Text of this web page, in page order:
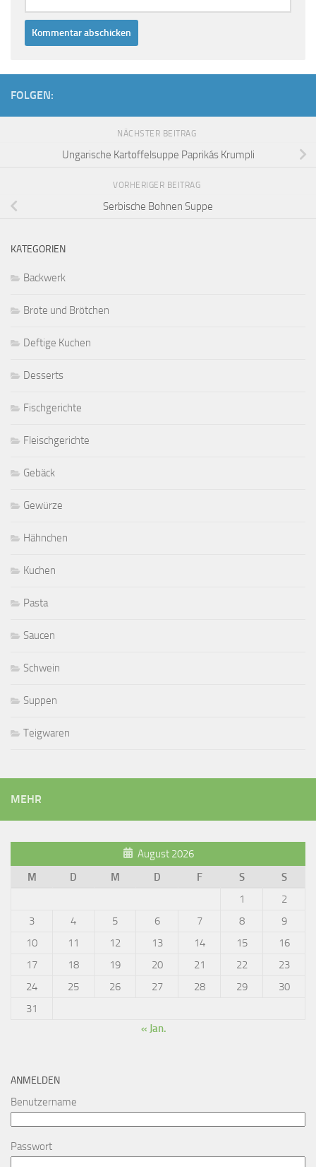
FOLGEN:
NÄCHSTER BEITRAG
Ungarische Kartoffelsuppe Paprikás Krumpli
VORHERIGER BEITRAG
Serbische Bohnen Suppe
KATEGORIEN
Backwerk
Brote und Brötchen
Deftige Kuchen
Desserts
Fischgerichte
Fleischgerichte
Gebäck
Gewürze
Hähnchen
Kuchen
Pasta
Saucen
Schwein
Suppen
Teigwaren
MEHR
August 2026
M
D M D F S
S
1
2
3
4 5 6 7 8
9
10
11 12 13 14 15
16
17
18 19 20 21 22
23
24
25 26 27 28 29
30
31
« Jan.
ANMELDEN
Benutzername
Passwort